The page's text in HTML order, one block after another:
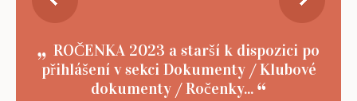
ROČENKA 2023 a starší k dispozici po
přihlášení v sekci Dokumenty / Klubové
dokumenty / Ročenky...